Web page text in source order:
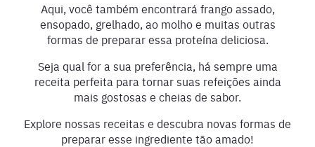
Aqui, você também encontrará frango assado,
ensopado, grelhado, ao molho e muitas outras
formas de preparar essa proteína deliciosa.
Seja qual for a sua preferência, há sempre uma
receita perfeita para tornar suas refeições ainda
mais gostosas e cheias de sabor.
Explore nossas receitas e descubra novas formas de
preparar esse ingrediente tão amado!